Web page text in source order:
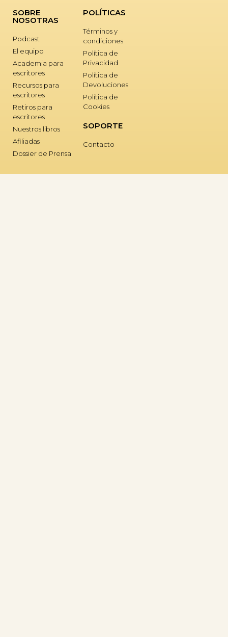
SOBRE
NOSOTRAS
Podcast
El equipo
Academia para
escritores
Recursos para
escritores
Retiros para
escritores
Nuestros libros
Afiliadas
Dossier de Prensa
POLÍTICAS
Términos y
condiciones
Política de
Privacidad
Política de
Devoluciones
Política de
Cookies
SOPORTE
Contacto